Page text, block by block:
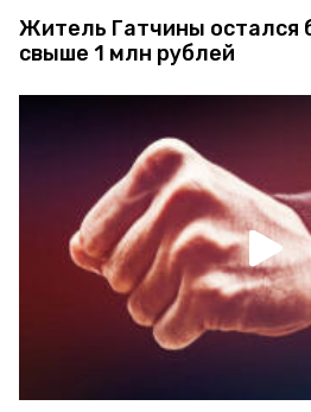
Житель Гатчины остался
свыше 1 млн рублей